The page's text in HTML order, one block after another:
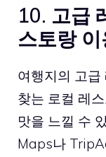
10. 고급
스토랑
여행지의 고급
찾는 로컬 레
맛을 느낄 수
Maps나